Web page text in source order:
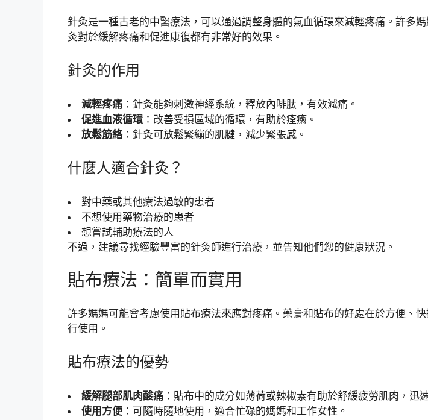
針灸是一種古老的中醫療法，可以通過調整身體的氣血循環來減輕疼痛。許多
灸對於緩解疼痛和促進康復都有非常好的效果。
針灸的作用
減輕疼痛 ：針灸能夠刺激神經系統，釋放內啡肽，有效減痛。
促進血液循環 ：改善受損區域的循環，有助於痊癒。
放鬆筋絡：針灸可放鬆緊繃的肌腱，減少緊張感。
什麼人適合針灸？
對中藥或其他療法過敏的患者
不想使用藥物治療的患者
想嘗試輔助療法的人
不過，建議尋找經驗豐富的針灸師進行治療，並告知他們您的健康狀況。
貼布療法：簡單而實用
許多媽媽可能會考慮使用貼布療法來應對疼痛。藥膏和貼布的好處在於方便、
行使用。
貼布療法的優勢
緩解腿部肌肉酸痛 ：貼布中的成分如薄荷或辣椒素有助於舒緩疲勞肌肉，迅
使用方便 ：可隨時隨地使用，適合忙碌的媽媽和工作女性。